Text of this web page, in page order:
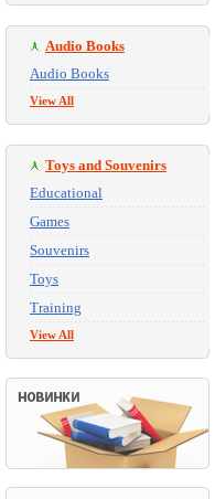
Audio Books
Audio Books
View All
Toys and Souvenirs
Educational
Games
Souvenirs
Toys
Training
View All